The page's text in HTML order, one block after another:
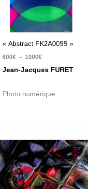
« Abstract FK2A0099 »
600€ – 1000€
Jean-Jacques FURET
Photo numérique
prix :
600€
à
1000€